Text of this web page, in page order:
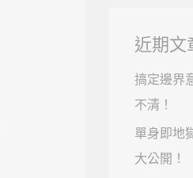
字
近期文
搞定邊界
不清！
單身即地
大公開！